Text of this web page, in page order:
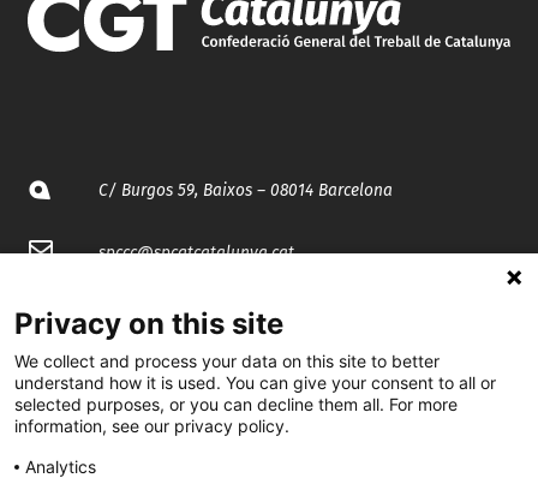
C/ Burgos 59, Baixos – 08014 Barcelona
spccc@spcgtcatalunya.cat
@CGTCatalunya
cgtcatalunya
CGTCatalunya
Privacy on this site
We collect and process your data on this site to better
understand how it is used. You can give your consent to all or
selected purposes, or you can decline them all. For more
information, see our privacy policy.
Analytics